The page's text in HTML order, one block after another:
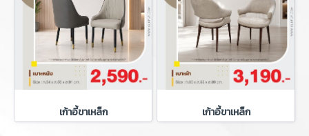
เก้าอี้ขาเหล็ก เก้าอี้ขาเหล็ก